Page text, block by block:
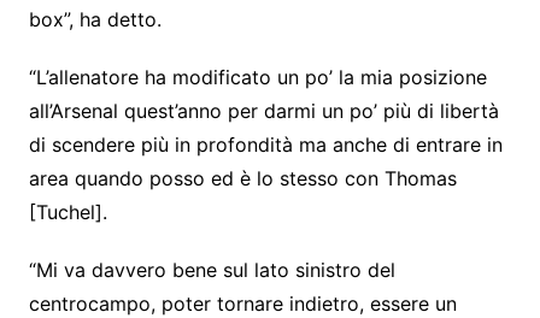
box”, ha detto.
“L’allenatore ha modificato un po’ la mia posizione
all’Arsenal quest’anno per darmi un po’ più di libertà
di scendere più in profondità ma anche di entrare in
area quando posso ed è lo stesso con Thomas
[Tuchel].
“Mi va davvero bene sul lato sinistro del
centrocampo, poter tornare indietro, essere un